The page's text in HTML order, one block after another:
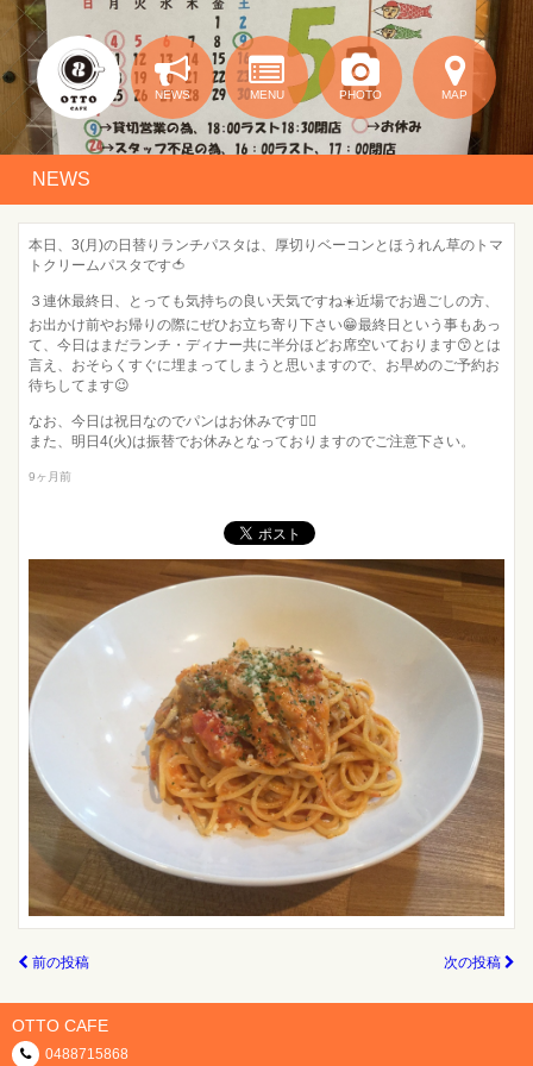
NEWS MENU PHOTO MAP
NEWS
本日、3(月)の日替りランチパスタは、厚切りベーコンとほうれん草のトマ
トクリームパスタです🍅
３連休最終日、とっても気持ちの良い天気ですね☀️近場でお過ごしの方、
お出かけ前やお帰りの際にぜひお立ち寄り下さい😁最終日という事もあっ
て、今日はまだランチ・ディナー共に半分ほどお席空いております😙とは
言え、おそらくすぐに埋まってしまうと思いますので、お早めのご予約お
待ちしてます😉
なお、今日は祝日なのでパンはお休みです🙇‍♂️
また、明日4(火)は振替でお休みとなっておりますのでご注意下さい。
9ヶ月前
前の投稿 次の投稿
OTTO CAFE
0488715868